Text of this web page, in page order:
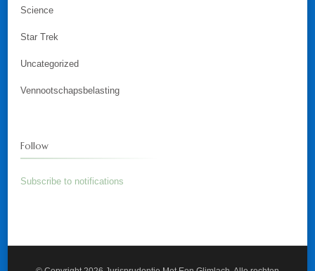
Science
Star Trek
Uncategorized
Vennootschapsbelasting
Follow
Subscribe to notifications